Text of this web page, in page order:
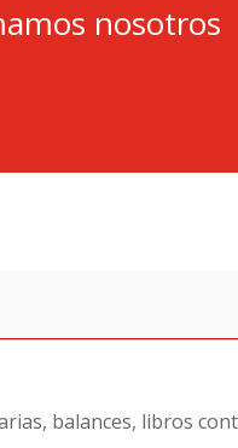
nosotros
balances, libros